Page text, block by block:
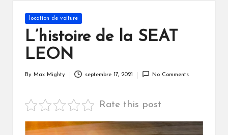
Posted
in
location de voiture
L’histoire de la SEAT
LEON
By Max Mighty septembre 17, 2021 No Comments
Rate this post